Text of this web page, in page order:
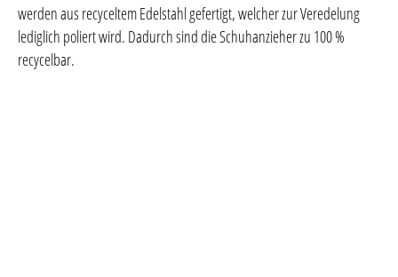
werden aus recyceltem Edelstahl gefertigt, welcher zur Veredelung
lediglich poliert wird. Dadurch sind die Schuhanzieher zu 100 %
recycelbar.